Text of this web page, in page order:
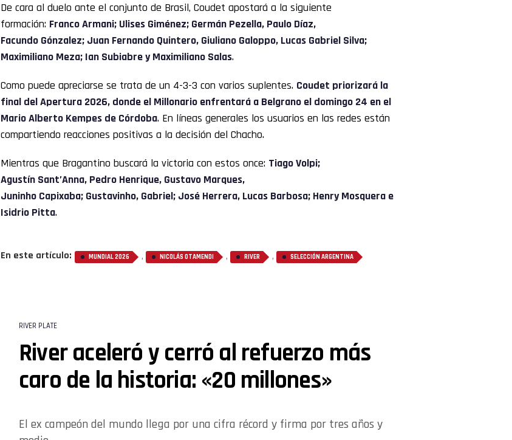
De cara al duelo ante el conjunto de Brasil, Coudet apostará a la siguiente
formación: Franco Armani; Ulises Giménez; Germán Pezella, Paulo Díaz,
Facundo Gónzalez; Juan Fernando Quintero, Giuliano Galoppo, Lucas Gabriel Silva;
Maximiliano Meza; Ian Subiabre y Maximiliano Salas.
Como puede apreciarse se trata de un 4-3-3 con varios suplentes. Coudet priorizará la
final del Apertura 2026, donde el Millonario enfrentará a Belgrano el domingo 24 en el
Mario Alberto Kempes de Córdoba. En líneas generales los usuarios en las redes están
compartiendo reacciones positivas a la decisión del Chacho.
Mientras que Bragantino buscará la victoria con estos once: Tiago Volpi;
Agustín Sant’Anna, Pedro Henrique, Gustavo Marques,
Juninho Capixaba; Gustavinho, Gabriel; José Herrera, Lucas Barbosa; Henry Mosquera e
Isidrio Pitta.
En este artículo: MUNDIAL 2026 , NICOLÁS OTAMENDI , RIVER , SELECCIÓN ARGENTINA
RIVER PLATE
River aceleró y cerró al refuerzo más
caro de la historia: «20 millones»
El ex campeón del mundo llega por una cifra récord y firma por tres años y